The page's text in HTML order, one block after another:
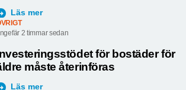
Läs mer
2 timmar sedan
för bostäder för
måste återinföras
Läs mer